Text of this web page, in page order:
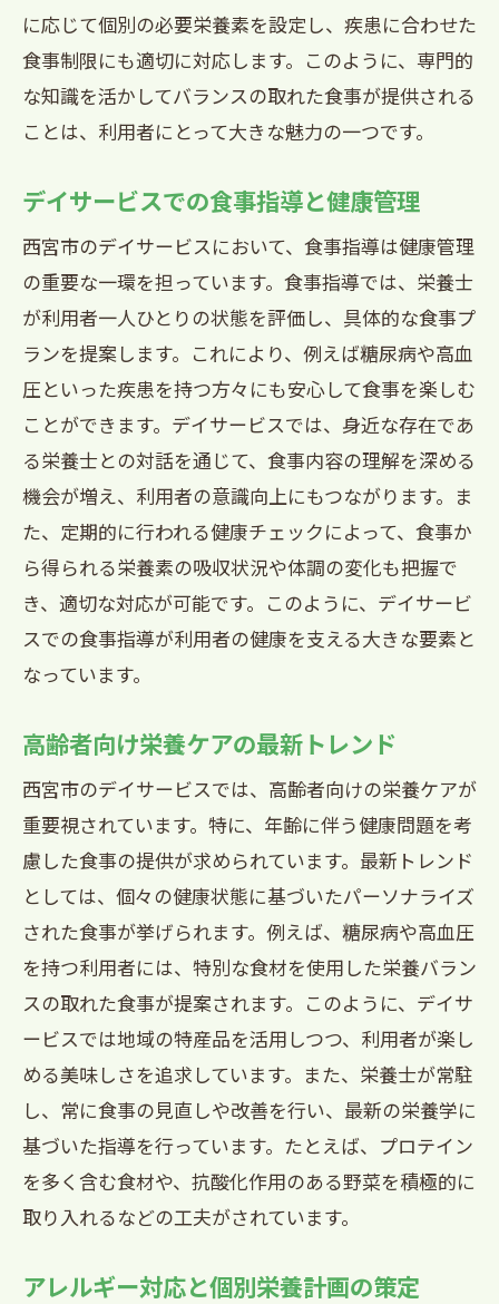
に応じて個別の必要栄養素を設定し、疾患に合わせた
食事制限にも適切に対応します。このように、専門的
な知識を活かしてバランスの取れた食事が提供される
ことは、利用者にとって大きな魅力の一つです。
デイサービスでの食事指導と健康管理
西宮市のデイサービスにおいて、食事指導は健康管理
の重要な一環を担っています。食事指導では、栄養士
が利用者一人ひとりの状態を評価し、具体的な食事プ
ランを提案します。これにより、例えば糖尿病や高血
圧といった疾患を持つ方々にも安心して食事を楽しむ
ことができます。デイサービスでは、身近な存在であ
る栄養士との対話を通じて、食事内容の理解を深める
機会が増え、利用者の意識向上にもつながります。ま
た、定期的に行われる健康チェックによって、食事か
ら得られる栄養素の吸収状況や体調の変化も把握で
き、適切な対応が可能です。このように、デイサービ
スでの食事指導が利用者の健康を支える大きな要素と
なっています。
高齢者向け栄養ケアの最新トレンド
西宮市のデイサービスでは、高齢者向けの栄養ケアが
重要視されています。特に、年齢に伴う健康問題を考
慮した食事の提供が求められています。最新トレンド
としては、個々の健康状態に基づいたパーソナライズ
された食事が挙げられます。例えば、糖尿病や高血圧
を持つ利用者には、特別な食材を使用した栄養バラン
スの取れた食事が提案されます。このように、デイサ
ービスでは地域の特産品を活用しつつ、利用者が楽し
める美味しさを追求しています。また、栄養士が常駐
し、常に食事の見直しや改善を行い、最新の栄養学に
基づいた指導を行っています。たとえば、プロテイン
を多く含む食材や、抗酸化作用のある野菜を積極的に
取り入れるなどの工夫がされています。
アレルギー対応と個別栄養計画の策定